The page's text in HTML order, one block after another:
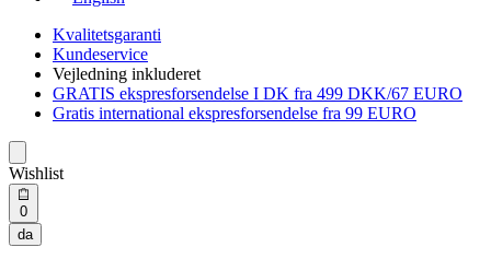
Kvalitetsgaranti
Kundeservice
Vejledning inkluderet
GRATIS ekspresforsendelse I DK fra 499 DKK/67 EURO
Gratis international ekspresforsendelse fra 99 EURO
Wishlist
0Open
cart
da